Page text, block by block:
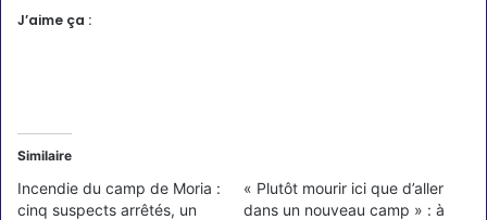
J’aime ça :
Similaire
Incendie du camp de Moria :
cinq suspects arrêtés, un
« Plutôt mourir ici que d’aller
dans un nouveau camp » : à